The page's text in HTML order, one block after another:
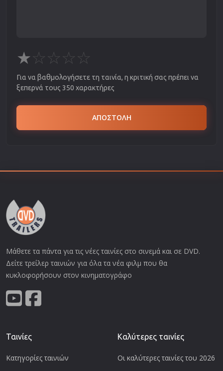
★☆☆☆☆
Για να βαθμολογήσετε τη ταινία, η κριτική σας πρέπει να
ξεπερνά τους 350 χαρακτήρες
ΑΠΟΣΤΟΛΗ
Μάθετε τα πάντα για τις νέες ταινίες στο σινεμά και σε DVD.
Δείτε τρείλερ ταινιών για όλα τα νέα φιλμ που θα
κυκλοφορήσουν στον κινηματογράφο
Ταινίες
Κατηγορίες ταινιών
Καλύτερες ταινίες
Οι καλύτερες ταινίες του 2026